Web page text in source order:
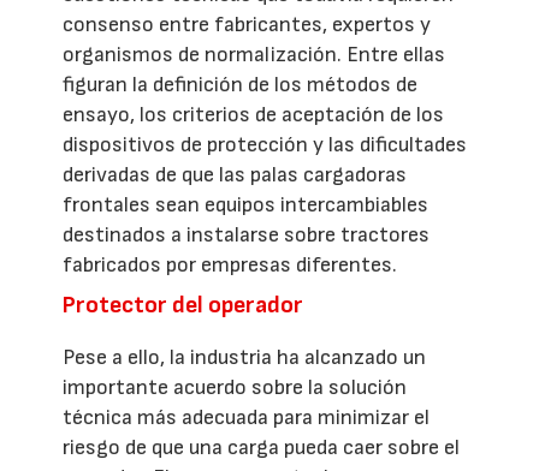
consenso entre fabricantes, expertos y
organismos de normalización. Entre ellas
figuran la definición de los métodos de
ensayo, los criterios de aceptación de los
dispositivos de protección y las dificultades
derivadas de que las palas cargadoras
frontales sean equipos intercambiables
destinados a instalarse sobre tractores
fabricados por empresas diferentes.
Protector del operador
Pese a ello, la industria ha alcanzado un
importante acuerdo sobre la solución
técnica más adecuada para minimizar el
riesgo de que una carga pueda caer sobre el